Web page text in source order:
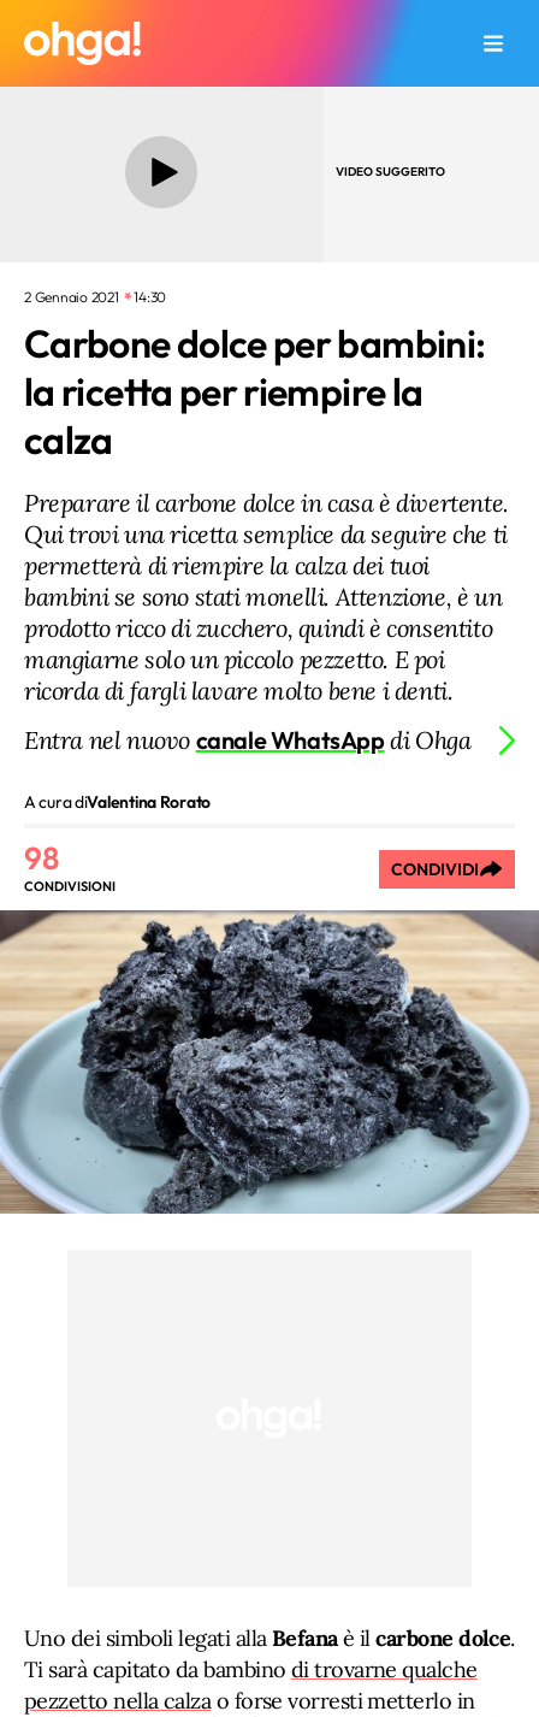
VIDEO SUGGERITO
2 Gennaio 2021 14:30
Carbone dolce per bambini:
la ricetta per riempire la
calza
Preparare il carbone dolce in casa è divertente.
Qui trovi una ricetta semplice da seguire che ti
permetterà di riempire la calza dei tuoi
bambini se sono stati monelli. Attenzione, è un
prodotto ricco di zucchero, quindi è consentito
mangiarne solo un piccolo pezzetto. E poi
ricorda di fargli lavare molto bene i denti.
Entra nel nuovo canale WhatsAppdi Ohga
A cura diValentina Rorato
98
CONDIVISIONI
CONDIVIDI
Uno dei simboli legati allaBefanaè ilcarbone dolce.
Ti sarà capitato da bambino di trovarne qualche
pezzetto nella calzao forse vorresti metterlo in